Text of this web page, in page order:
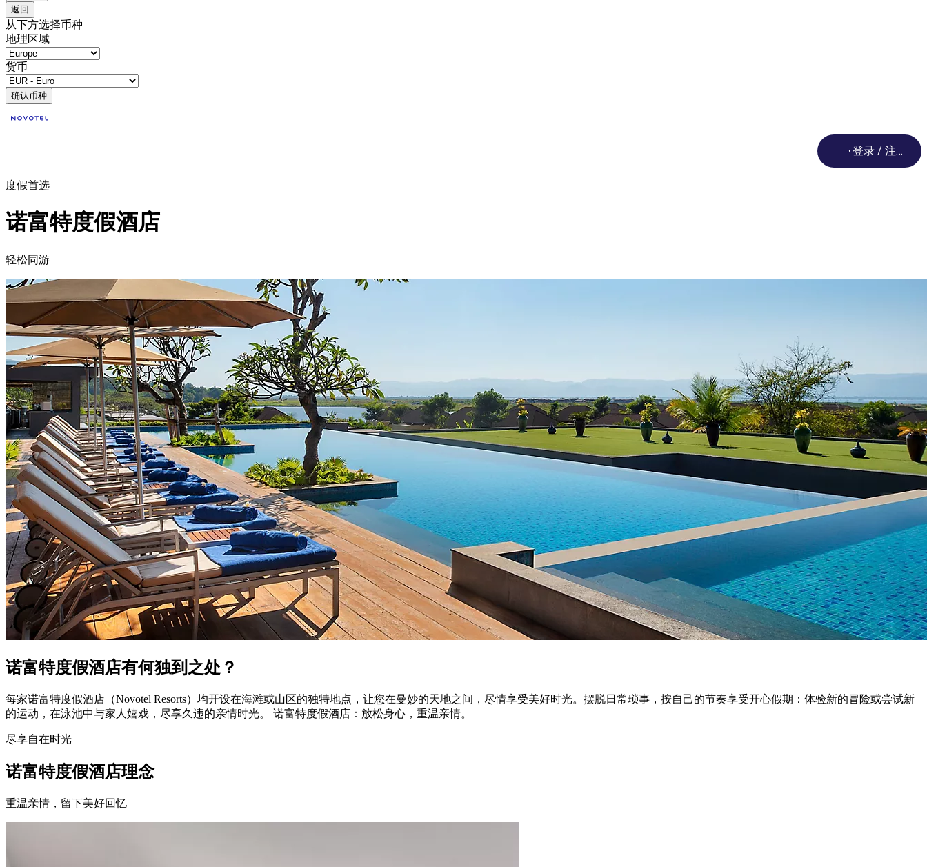
返回
从下方选择币种
地理区域
货币
确认币种
Loading...
登录 / 注册
度假首选
诺富特度假酒店
轻松同游
诺富特度假酒店有何独到之处？
每家诺富特度假酒店（Novotel Resorts）均开设在海滩或山区的独特地点，让您在曼妙的天地之间，尽情享受美好时光。摆脱日常琐事，按自己的节奏享受开心假期：体验新的冒险或尝试新
的运动，在泳池中与家人嬉戏，尽享久违的亲情时光。 诺富特度假酒店：放松身心，重温亲情。
尽享自在时光
诺富特度假酒店理念
重温亲情，留下美好回忆